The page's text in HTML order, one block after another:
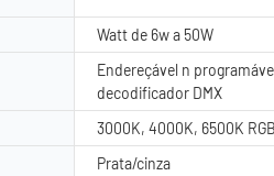
Watt de 6w a 50W
Endereçável n
decodificador DMX
3000K, 4000K, 6500K
Prata/cinza